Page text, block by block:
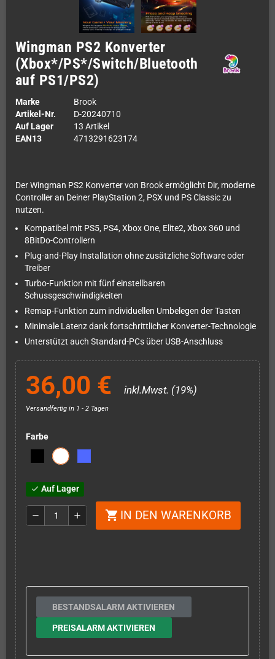
Wingman PS2 Konverter
(Xbox*/PS*/Switch/Bluetooth
auf PS1/PS2)
Marke
Brook
Artikel-Nr.
D-20240710
Auf Lager
13 Artikel
EAN13
4713291623174
Der Wingman PS2 Konverter von Brook ermöglicht Dir, moderne
Controller an Deiner PlayStation 2, PSX und PS Classic zu
nutzen.
Kompatibel mit PS5, PS4, Xbox One, Elite2, Xbox 360 und
8BitDo-Controllern
Plug-and-Play Installation ohne zusätzliche Software oder
Treiber
Turbo-Funktion mit fünf einstellbaren
Schussgeschwindigkeiten
Remap-Funktion zum individuellen Umbelegen der Tasten
Minimale Latenz dank fortschrittlicher Konverter-Technologie
Unterstützt auch Standard-PCs über USB-Anschluss
36,00 € inkl.Mwst. (19%)
Versandfertig in 1 - 2 Tagen
Farbe
check Auf Lager
remove add shopping_cart IN DEN WARENKORB
BESTANDSALARM AKTIVIEREN
PREISALARM AKTIVIEREN